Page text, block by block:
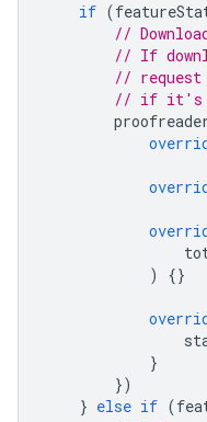
if (
//
// If
// request
// if it's
)
{}
}
})
} else if (